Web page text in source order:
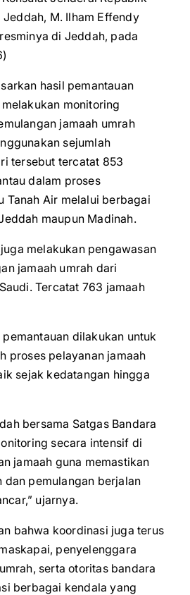
Jeddah, M. Ilham Effendy
di Jeddah, pada
hasil pemantauan
monitoring
jamaah umrah
sejumlah
tersebut tercatat 853
dalam proses
Tanah Air melalui berbagai
maupun Madinah.
melakukan pengawasan
jamaah umrah dari
Tercatat 763 jamaah
dilakukan untuk
proses pelayanan jamaah
sejak kedatangan hingga
bersama Satgas Bandara
secara intensif di
jamaah guna memastikan
dan pemulangan berjalan
ujarnya.
bahwa koordinasi juga terus
penyelenggara
serta otoritas bandara
berbagai kendala yang